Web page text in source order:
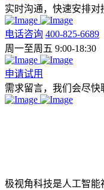
实时沟通，快速安排对
电话咨询 400-825-6689
周一至周五 9:00-18:30
申请试用
需求留言，我们会尽快
极视角科技是人工智